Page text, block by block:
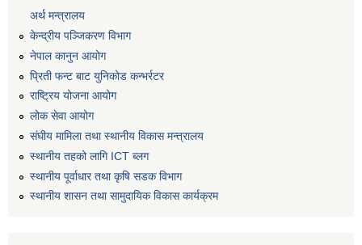
अर्थ मन्त्रालय
केन्द्रीय पञ्जिकरण विभाग
नेपाल कानुन आयोग
प्रिती फन्ट बाट युनिकोड कन्भर्रटर
राष्ट्रिय योजना आयोग
लोक सेवा आयोग
संघीय मामिला तथा स्थानीय विकास मन्त्रालय
स्थानीय तहको लागि ICT ब्लग
स्थानीय पूर्वाधार तथा कृषि सडक विभाग
स्थानीय शासन तथा सामुदायिक विकास कार्यक्रम